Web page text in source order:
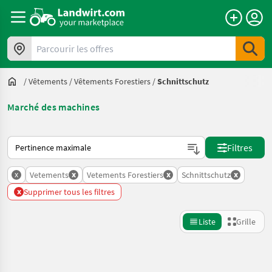
Parcourir les offres
/Vêtements /Vêtements Forestiers /Schnittschutz
Marché des machines
Voici comment les annonces sont triées sur Landwirt.com
Filtres
x Vetements x Vetements Forestiers x Schnittschutz x
x Supprimer tous les filtres
Liste Grille